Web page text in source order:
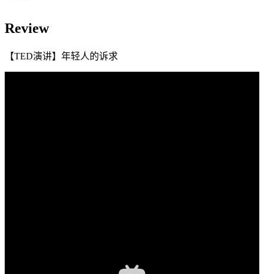
Review
【TED演讲】年轻人的诉求